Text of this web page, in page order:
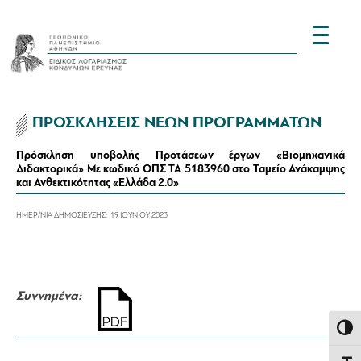
ΠΡΟΣΚΛΗΣΕΙΣ ΝΕΩΝ ΠΡΟΓΡΑΜΜΑΤΩΝ
Πρόσκληση υποβολής Προτάσεων έργων «Βιομηχανικά
Διδακτορικά» Με κωδικό ΟΠΣ ΤΑ 5183960 στο Ταμείο Ανάκαμψης
και Ανθεκτικότητας «Ελλάδα 2.0»
ΗΜΕΡ/ΝΙΑ ΔΗΜΟΣΙΕΥΣΗΣ: 19 ΙΟΥΝΙΟΥ 2023
Συννημένα: